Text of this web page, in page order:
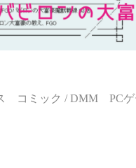
コミック / DMM PCゲ